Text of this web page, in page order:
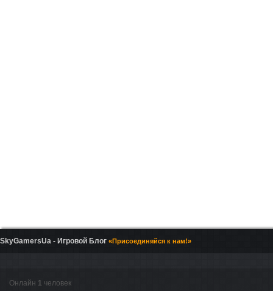
SkyGamersUa - Игровой Блог «Присоединяйся к нам!»
Онлайн 1 человек